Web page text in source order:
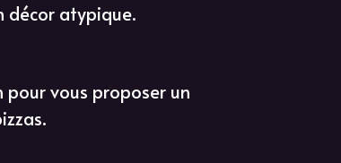
décor atypique.
vous proposer un